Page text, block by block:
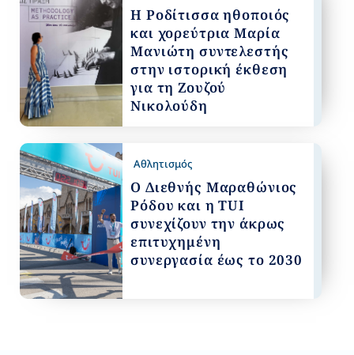
Η Ροδίτισσα ηθοποιός
και χορεύτρια Μαρία
Μανιώτη συντελεστής
στην ιστορική έκθεση
για τη Ζουζού
Νικολούδη
Αθλητισμός
Ο Διεθνής Μαραθώνιος
Ρόδου και η TUI
συνεχίζουν την άκρως
επιτυχημένη
συνεργασία έως το 2030